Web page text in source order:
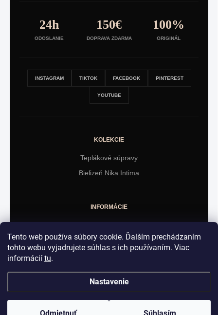
Tento web používa súbory cookie. Ďalším prechádzaním
tohto webu vyjadrujete súhlas s ich používaním. Viac
informácií tu.
Nastavenie
24h
ODOSLANIE
150€
DOPRAVA ZDARMA
100%
ORIGINÁL
INSTAGRAM TIKTOK FACEBOOK PINTEREST
YOUTUBE
KOLEKCIE
Teplákové súpravy
Bielizeň Nika Intima
INFORMÁCIE
Vrátenie tovaru
KONTAKT